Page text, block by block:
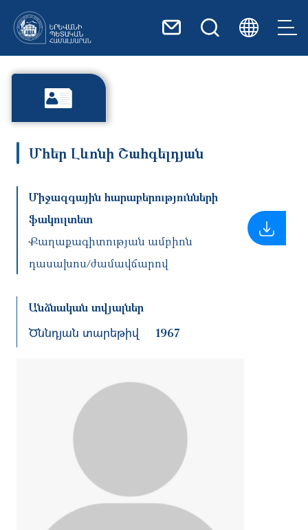
Մհեր Լևոնի Շահգելդյան
Միջազգային հարաբերությունների
ֆակուլտետ
Քաղաքագիտության ամբիոն
դասախոս/ժամավճարով
Անձնական տվյալներ
Ծննդյան տարեթիվ 1967